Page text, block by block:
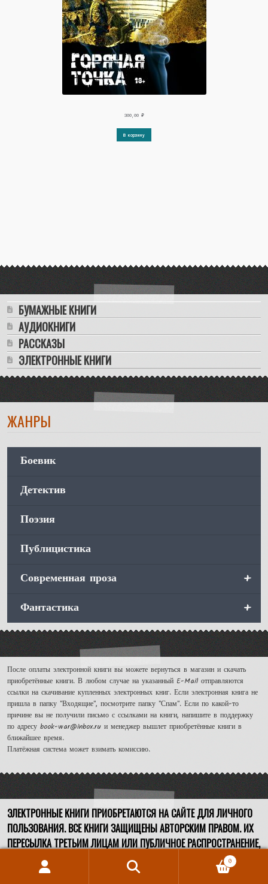
300,00 ₽
В корзину
БУМАЖНЫЕ КНИГИ
АУДИОКНИГИ
РАССКАЗЫ
ЭЛЕКТРОННЫЕ КНИГИ
ЖАНРЫ
Боевик
Детектив
Поэзия
Публицистика
+
Современная проза
+
Фантастика
После оплаты электронной книги вы можете вернуться в магазин и скачать
приобретённые книги. В любом случае на указанный E-Mail отправляются
ссылки на скачивание купленных электронных книг. Если электронная книга не
пришла в папку "Входящие", посмотрите папку "Спам". Если по какой-то
причине вы не получили письмо с ссылками на книги, напишите в поддержку
по адресу book-war@inbox.ru и менеджер вышлет приобретённые книги в
ближайшее время.
Платёжная система может взимать комиссию.
ЭЛЕКТРОННЫЕ КНИГИ ПРИОБРЕТАЮТСЯ НА САЙТЕ ДЛЯ ЛИЧНОГО
ПОЛЬЗОВАНИЯ. ВСЕ КНИГИ ЗАЩИЩЕНЫ АВТОРСКИМ ПРАВОМ. ИХ
ПЕРЕСЫЛКА ТРЕТЬИМ ЛИЦАМ ИЛИ ПУБЛИЧНОЕ РАСПРОСТРАНЕНИЕ,
ЯВЛЯЮТСЯ НАРУШЕНИЕМ АВТОРСКИХ ПРАВ И ВЛЕКУТ ПРАВОВУЮ
ОТВЕТСТВЕННОСТЬ.
0